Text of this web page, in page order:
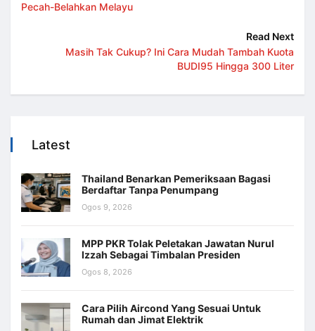
Pecah-Belahkan Melayu
Read Next
Masih Tak Cukup? Ini Cara Mudah Tambah Kuota
BUDI95 Hingga 300 Liter
Latest
Thailand Benarkan Pemeriksaan Bagasi
Berdaftar Tanpa Penumpang
Ogos 9, 2026
MPP PKR Tolak Peletakan Jawatan Nurul
Izzah Sebagai Timbalan Presiden
Ogos 8, 2026
Cara Pilih Aircond Yang Sesuai Untuk
Rumah dan Jimat Elektrik